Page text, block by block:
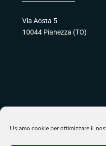
Usiamo cookie per ottimizzare il
Via Aosta 5
10044 Pianezza (TO)